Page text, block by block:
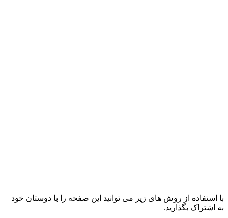
با استفاده از روش های زیر می توانید این صفحه را با دوستان خود
به اشتراک بگذارید.